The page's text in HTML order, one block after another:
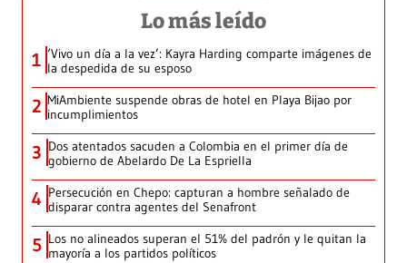
Lo más leído
1 ‘Vivo un día a la vez’: Kayra Harding comparte imágenes de
la despedida de su esposo
2 MiAmbiente suspende obras de hotel en Playa Bijao por
incumplimientos
3 Dos atentados sacuden a Colombia en el primer día de
gobierno de Abelardo De La Espriella
4 Persecución en Chepo: capturan a hombre señalado de
disparar contra agentes del Senafront
5 Los no alineados superan el 51% del padrón y le quitan la
mayoría a los partidos políticos